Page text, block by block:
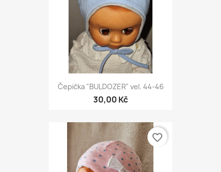
Čepička "BULDOZER" vel. 44-46
30,00 Kč
favorite_border